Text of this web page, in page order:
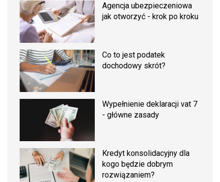
Agencja ubezpieczeniowa
jak otworzyć - krok po kroku
Co to jest podatek
dochodowy skrót?
Wypełnienie deklaracji vat 7
- główne zasady
Kredyt konsolidacyjny dla
kogo będzie dobrym
rozwiązaniem?